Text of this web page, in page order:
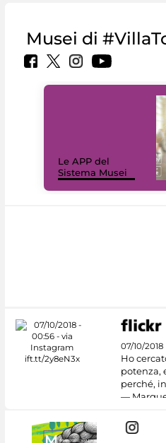
Musei di
Le APP del
Sistema Musei
07/10/2018
Ho
potenza,
perché,
—